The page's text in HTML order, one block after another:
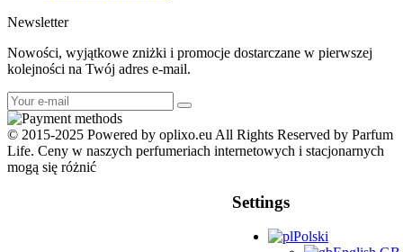
Newsletter
Nowości, wyjątkowe zniżki i promocje dostarczane w pierwszej
kolejności na Twój adres e-mail.
© 2015-2025 Powered by oplixo.eu All Rights Reserved by Parfum
Life. Ceny w naszych perfumeriach internetowych i stacjonarnych
mogą się różnić
Settings
Polski